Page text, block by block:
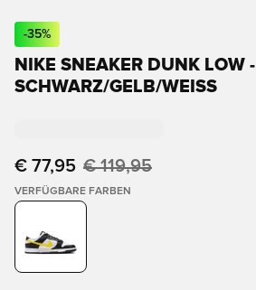
-35%
NIKE SNEAKER DUNK LOW -
SCHWARZ/GELB/WEISS
€ 77,95 € 119,95
VERFÜGBARE FARBEN